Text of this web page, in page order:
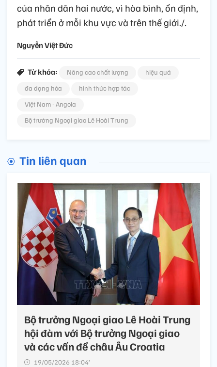
của nhân dân hai nước, vì hòa bình, ổn định,
phát triển ở mỗi khu vực và trên thế giới./.
Nguyễn Việt Đức
Từ khóa: Nâng cao chất lượng
hiệu quả
đa dạng hóa
hình thức hợp tác
Việt Nam - Angola
Bộ trưởng Ngoại giao Lê Hoài Trung
Tin liên quan
Bộ trưởng Ngoại giao Lê Hoài Trung
hội đàm với Bộ trưởng Ngoại giao
và các vấn đề châu Âu Croatia
19/05/2026 18:04’